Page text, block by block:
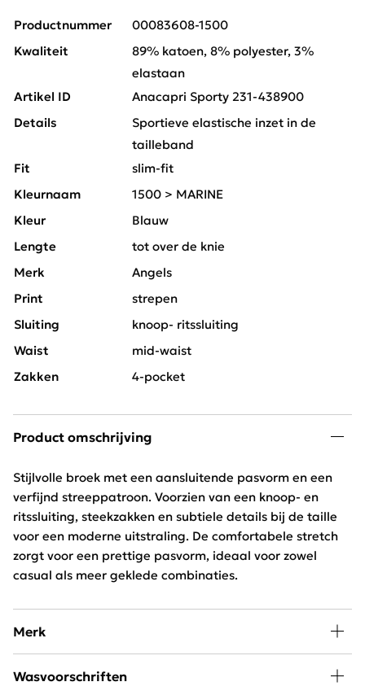
Productnummer
00083608-1500
Kwaliteit
89% katoen, 8% polyester, 3%
elastaan
Artikel ID
Anacapri Sporty 231-438900
Details
Sportieve elastische inzet in de
tailleband
Fit
slim-fit
Kleurnaam
1500 > MARINE
Kleur
Blauw
Lengte
tot over de knie
Merk
Angels
Print
strepen
Sluiting
knoop- ritssluiting
Waist
mid-waist
Zakken
4-pocket
Product omschrijving
Stijlvolle broek met een aansluitende pasvorm en een
verfijnd streeppatroon. Voorzien van een knoop- en
ritssluiting, steekzakken en subtiele details bij de taille
voor een moderne uitstraling. De comfortabele stretch
zorgt voor een prettige pasvorm, ideaal voor zowel
casual als meer geklede combinaties.
Merk
Bij Schijvens mode vind je een uitgebreide collectie van
Wasvoorschriften